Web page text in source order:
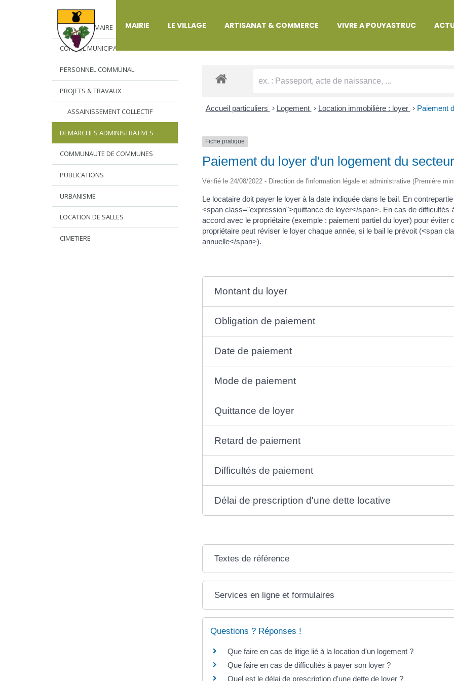
MAIRIE LE VILLAGE ARTISANAT & COMMERCE VIVRE A POUYASTRUC
L’EDITO DU MAIRE
CONSEIL MUNICIPAL
PERSONNEL COMMUNAL
PROJETS & TRAVAUX
ASSAINISSEMENT COLLECTIF
DEMARCHES ADMINISTRATIVES
COMMUNAUTE DE COMMUNES
PUBLICATIONS
URBANISME
LOCATION DE SALLES
CIMETIERE
DÉMARCHES ADMINISTRATIVES
Accueil particuliers > Logement > Location immobilière : loyer > Paiement
Fiche pratique
Paiement du loyer d'un logement du
Vérifié le 24/08/2022 - Direction de l'information légale et administrative (Première
Le locataire doit payer le loyer à la date indiquée dans le bail. En
<span class="expression">quittance de loyer</span>. En cas de difficultés
accord avec le propriétaire (exemple : paiement partiel du loyer) pour éviter
propriétaire peut réviser le loyer chaque année, si le bail le prévoit (<span
annuelle</span>).
Montant du loyer
Obligation de paiement
Date de paiement
Mode de paiement
Quittance de loyer
Retard de paiement
Difficultés de paiement
Délai de prescription d'une dette locative
Textes de référence
Services en ligne et formulaires
Questions ? Réponses !
Que faire en cas de litige lié à la location d'un logement ?
Que faire en cas de difficultés à payer son loyer ?
Quel est le délai de prescription d'une dette de loyer ?